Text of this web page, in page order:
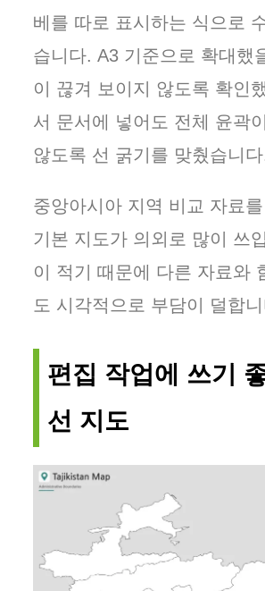
베를 따로 표시하는 식으로
습니다. A3 기준으로 확대했
이 끊겨 보이지 않도록 확인
서 문서에 넣어도 전체 윤곽
않도록 선 굵기를 맞췄습니
중앙아시아 지역 비교 자료
기본 지도가 의외로 많이 쓰
이 적기 때문에 다른 자료와
도 시각적으로 부담이 덜합
편집 작업에 쓰기
선 지도